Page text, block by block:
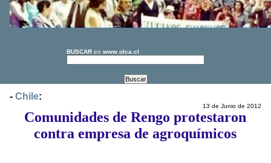
BUSCAR en www.olca.cl
- Chile:
13 de Junio de 2012
Comunidades de Rengo protestaron
contra empresa de agroquímicos